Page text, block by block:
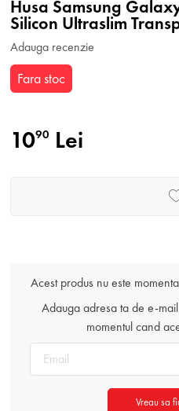
Husa Samsung
Silicon Ultraslim
Adauga recenzie
Fara stoc
1090 Lei
Acest produs nu este
Adauga adresa ta de e-
momentul cand
Vreau sa